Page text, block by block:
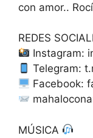
con amor..
REDES
Instagram:
Telegram:
Facebook:
MÚSICA